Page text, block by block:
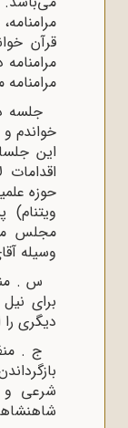
قرآن
جلسه
خواندم
این
حوزه
مجلس
وسیله
س .
برای
دیگری را
ج .
شرعی و